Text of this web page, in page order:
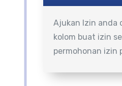
Ajukan Izin anda
kolom buat izin
permohonan izin